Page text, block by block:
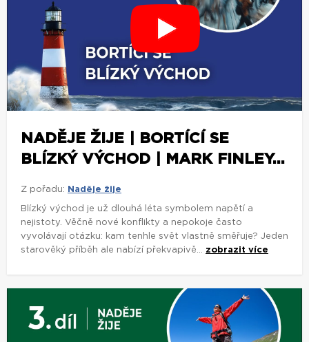
NADĚJE ŽIJE | BORTÍCÍ SE
BLÍZKÝ VÝCHOD | MARK FINLEY...
Z pořadu: Naděje žije
Blízký východ je už dlouhá léta symbolem napětí a
nejistoty. Věčně nové konflikty a nepokoje často
vyvolávají otázku: kam tenhle svět vlastně směřuje? Jeden
starověký příběh ale nabízí překvapivě... zobrazit více